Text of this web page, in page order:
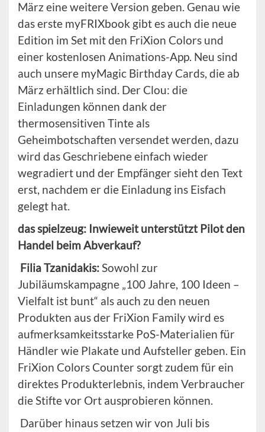
März eine weitere Version geben. Genau wie
das erste myFRIXbook gibt es auch die neue
Edition im Set mit den FriXion Colors und
einer kostenlosen Animations-App. Neu sind
auch unsere myMagic Birthday Cards, die ab
März erhältlich sind. Der Clou: die
Einladungen können dank der
thermosensitiven Tinte als
Geheimbotschaften versendet werden, dazu
wird das Geschriebene einfach wieder
wegradiert und der Empfänger sieht den Text
erst, nachdem er die Einladung ins Eisfach
gelegt hat.
das spielzeug: Inwieweit unterstützt Pilot den
Handel beim Abverkauf?
FiliaTzanidakis:Sowohl zur
Jubiläumskampagne „100 Jahre, 100 Ideen –
Vielfalt ist bunt“ als auch zu den neuen
Produkten aus der FriXion Family wird es
aufmerksamkeitsstarke PoS-Materialien für
Händler wie Plakate und Aufsteller geben. Ein
FriXion Colors Counter sorgt zudem für ein
direktes Produkterlebnis, indem Verbraucher
die Stifte vor Ort ausprobieren können.
Darüber hinaus setzen wir von Juli bis